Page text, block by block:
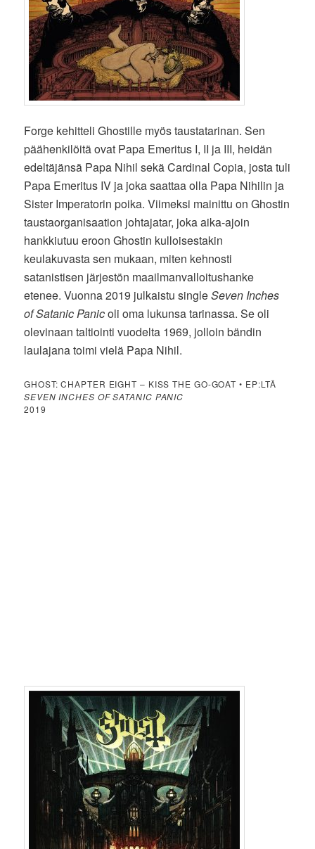
Forge kehitteli Ghostille myös taustatarinan. Sen
päähenkilöitä ovat Papa Emeritus I, II ja III, heidän
edeltäjänsä Papa Nihil sekä Cardinal Copia, josta tuli
Papa Emeritus IV ja joka saattaa olla Papa Nihilin ja
Sister Imperatorin poika. Viimeksi mainittu on Ghostin
taustaorganisaation johtajatar, joka aika-ajoin
hankkiutuu eroon Ghostin kulloisestakin
keulakuvasta sen mukaan, miten kehnosti
satanistisen järjestön maailmanvalloitushanke
etenee. Vuonna 2019 julkaistu singleSeven Inches
of Satanic Panicoli oma lukunsa tarinassa. Se oli
olevinaan taltiointi vuodelta 1969, jolloin bändin
laulajana toimi vielä Papa Nihil.
GHOST: CHAPTER EIGHT – KISS THE GO-GOAT • EP:LTÄ
SEVEN INCHES OF SATANIC PANIC
2019